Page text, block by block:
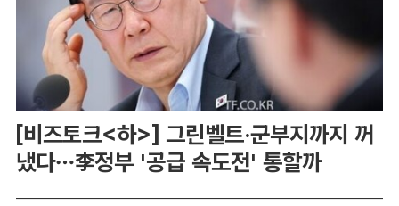
[비즈토크<하>] 그린벨트·군부지까지 꺼
냈다…李정부 '공급 속도전' 통할까